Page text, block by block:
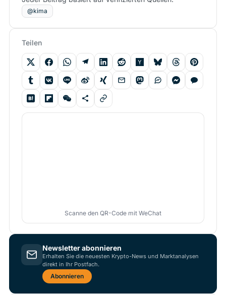
@kima
Teilen
Scanne den QR-Code mit WeChat
Newsletter abonnieren
Erhalten Sie die neuesten Krypto-News und Marktanalysen
direkt in Ihr Postfach.
Abonnieren